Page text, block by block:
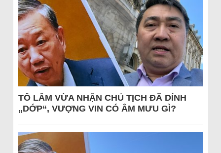
TÔ LÂM VỪA NHẬN CHỦ TỊCH ĐÃ DÍNH
„DỚP“, VƯỢNG VIN CÓ ÂM MƯU GÌ?